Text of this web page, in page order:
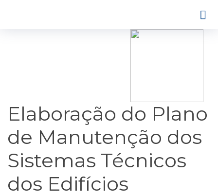
Elaboração do Plano
de Manutenção dos
Sistemas Técnicos
dos Edifícios